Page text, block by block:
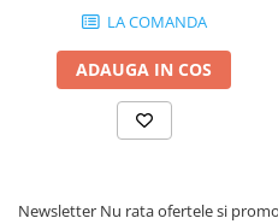
LA COMANDA
ADAUGA IN COS
Newsletter Nu rata ofertele si